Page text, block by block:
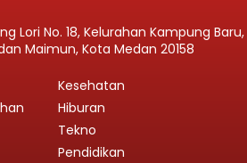
Lori No. 18, Kelurahan Kampung Baru,
Maimun, Kota Medan 20158
Kesehatan
Hiburan
Tekno
Pendidikan